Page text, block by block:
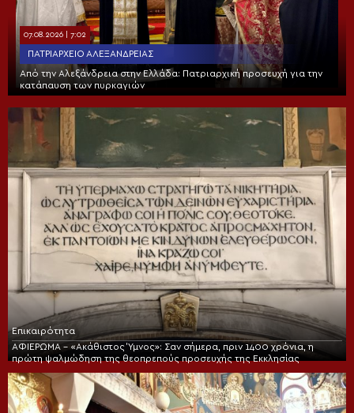
07.08.2026 | 7:02
ΠΑΤΡΙΑΡΧΕΊΟ ΑΛΕΞΑΝΔΡΕΊΑΣ
Από την Αλεξάνδρεια στην Ελλάδα: Πατριαρχική προσευχή για την
κατάπαυση των πυρκαγιών
Επικαιρότητα
ΑΦΙΕΡΩΜΑ – «Ακάθιστος Ύμνος»: Σαν σήμερα, πριν 1400 χρόνια, η
πρώτη ψαλμώδηση της θεοπρεπούς προσευχής της Εκκλησίας